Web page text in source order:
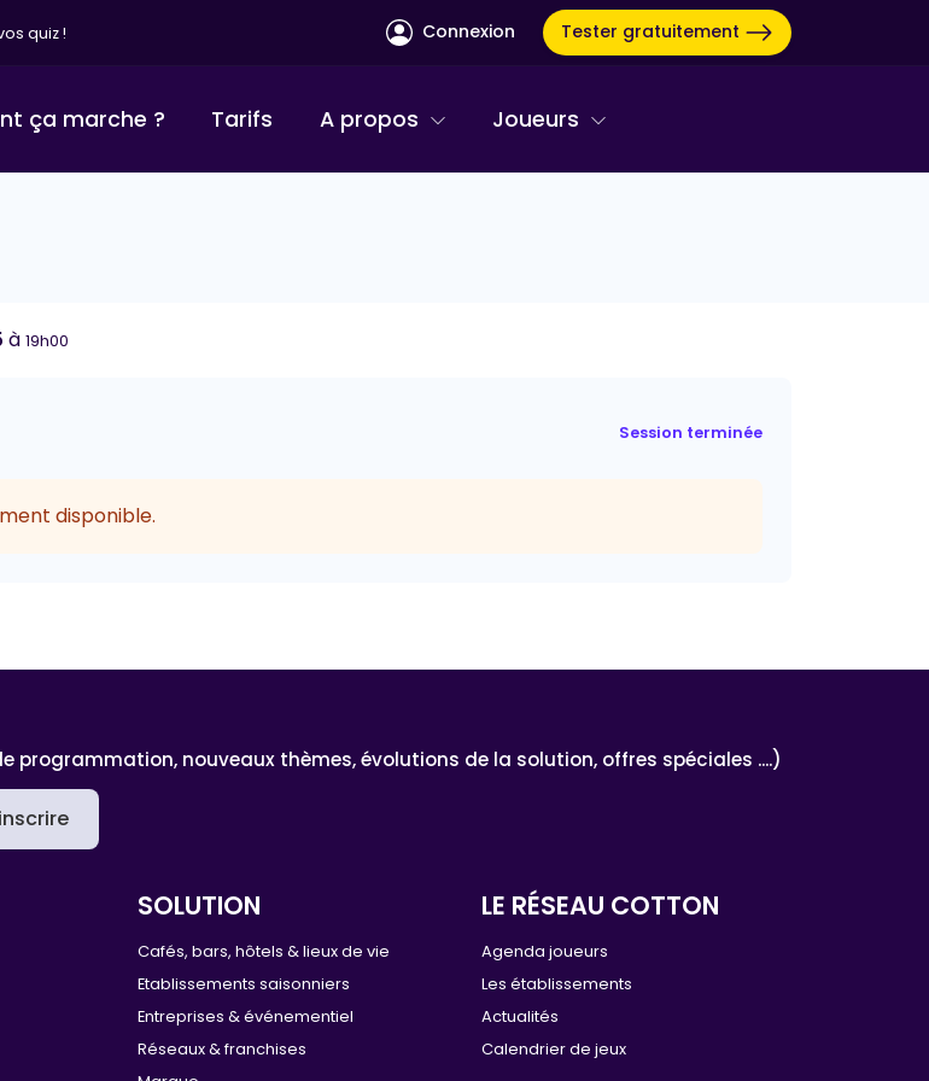
quiz ! Connexion Tester gratuitement
ça marche ? Tarifs A propos Joueurs
à 19h00
Session terminée
disponible.
nouveaux thèmes, évolutions de la solution, offres spéciales ....)
SOLUTION
Cafés, bars, hôtels & lieux de vie
Etablissements saisonniers
Entreprises & événementiel
Réseaux & franchises
LE RÉSEAU COTTON
Agenda joueurs
Les établissements
Actualités
Calendrier de jeux